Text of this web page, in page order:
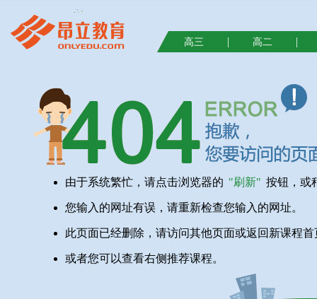
高三 | 高二 |
由于系统繁忙，请点击浏览器的 "刷新" 按钮，或
您输入的网址有误，请重新检查您输入的网址。
此页面已经删除，请访问其他页面或返回新课程首
或者您可以查看右侧推荐课程。